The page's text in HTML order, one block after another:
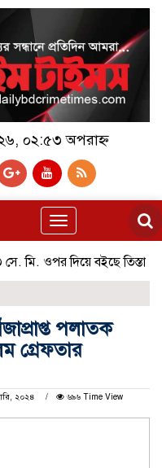
০২:৫৩ অপরাহ্ন
Toggle
navigation
ওপর দিয়ে বইছে তিস্তার পানি
পলাতক
গ্রেফতার
২০২৪
৬৯৬ Time View